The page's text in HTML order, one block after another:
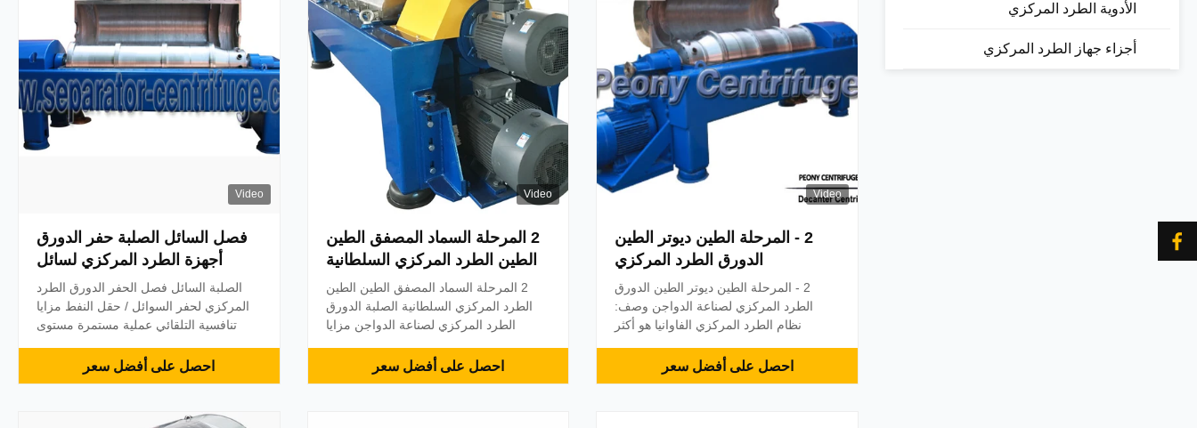
الأدوية الطرد المركزي
أجزاء جهاز الطرد المركزي
Video
2 - المرحلة الطين ديوتر الطين
الدورق الطرد المركزي
2 - المرحلة الطين ديوتر الطين الدورق
الطرد المركزي لصناعة الدواجن وصف:
نظام الطرد المركزي الفاوانيا هو أكثر
للالروث نزح المياه لصناعة البقر، صناعة
الدواجن وصناعة الخنازير الخ. استخدام
احصل على أفضل سعر
Video
2 المرحلة السماد المصفق الطين
الطين الطرد المركزي السلطانية
الصلبة الدورق الطرد المركزي
لصناعة الدواجن
2 المرحلة السماد المصفق الطين الطين
الطرد المركزي السلطانية الصلبة الدورق
الطرد المركزي لصناعة الدواجن مزايا
التفريغ تحكم PLC قدرة عمل كبيرة عملية
مستمرة تحديد ماديل طبل قوة جي الاهلية
احصل على أفضل سعر
Video
فصل السائل الصلبة حفر الدورق
أجهزة الطرد المركزي لسائل
الحفر / حقل نفط
الصلبة السائل فصل الحفر الدورق الطرد
المركزي لحفر السوائل / حقل النفط مزايا
تنافسية التلقائي عملية مستمرة مستوى
استهلاك الطاقة التحكم بلك المسمار الناقل
الكامل القرميد. مواصفات نموذج قطر
احصل على أفضل سعر